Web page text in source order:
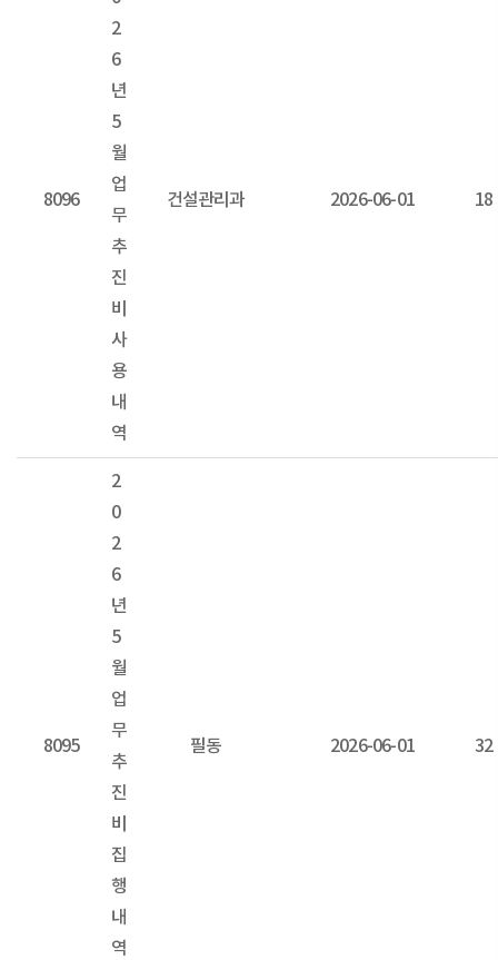
8096
2
6
년
5
월
업
무
추
진
비
사
용
내
역
건설관리과 2026-06-01 18
8095
2
0
2
6
년
5
월
업
무
추
진
비
집
행
내
역
필동 2026-06-01 32